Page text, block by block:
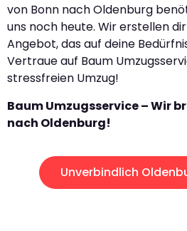
von Bonn nach Oldenburg
uns noch heute. Wir erstellen
Angebot, das auf deine
Vertraue auf Baum
stressfreien Umzug!
Baum Umzugsservice – Wir
nach Oldenburg!
Unverbindlich